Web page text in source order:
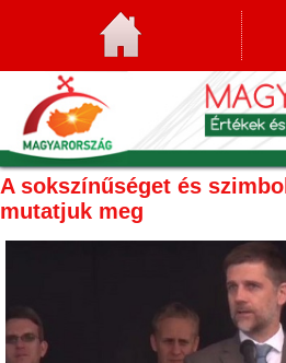
A sokszínűséget és
mutatjuk meg